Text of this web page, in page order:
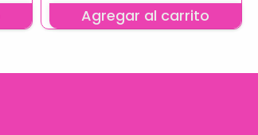
Agregar al carrito